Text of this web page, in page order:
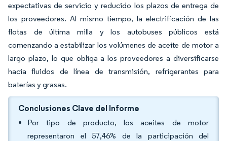
expectativas de servicio y reducido los plazos de entrega de
los proveedores. Al mismo tiempo, la electrificación de las
flotas de última milla y los autobuses públicos está
comenzando a estabilizar los volúmenes de aceite de motor a
largo plazo, lo que obliga a los proveedores a diversificarse
hacia fluidos de línea de transmisión, refrigerantes para
baterías y grasas.
Conclusiones Clave del Informe
Por tipo de producto, los aceites de motor
representaron el 57,46% de la participación del